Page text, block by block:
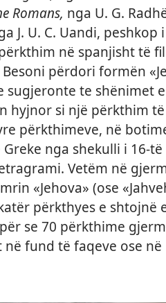
Romans, nga U. G.
J. U. C. Uandi, peshkop i
në spanjisht të
përdori formën
sugjeronte te shënimet e
hyjnor si një përkthim të
përkthimeve, në
nga shekulli i 16-të
Vetëm në
«Jehova» (ose
përkthyes e shtojnë
se 70 përkthime
fund të faqeve ose në